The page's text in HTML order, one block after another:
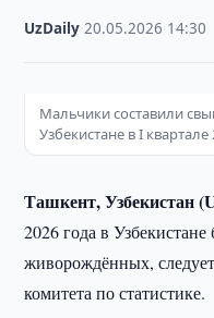
UzDaily ·20.05.2026 14:30
Мальчики составили
Узбекистане в I квартале
Ташкент, Узбекистан
2026 года в
живорождённых,
комитета по статистике.